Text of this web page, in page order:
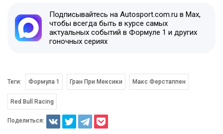
Подписывайтесь на Autosport.com.ru в Max,
чтобы всегда быть в курсе самых
актуальных событий в Формуле 1 и других
гоночных сериях
Теги: Формула 1 Гран При Мексики Макс Ферстаппен
Red Bull Racing
Поделиться: